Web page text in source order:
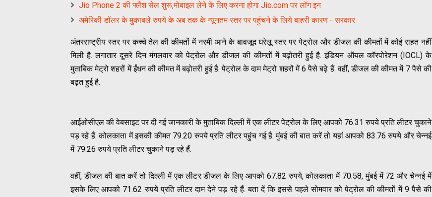
Jio Phone 2 की फ्लैश सेल शुरू,मोबाइल लेने के लिए करना होगा Jio.com पर लॉग इन
अमेरिकी डॉलर के मुकाबले रुपये के अब तक के न्यूनतम स्तर पर पहुंचने के लिये बाहरी कारण - सरकार
अंतरराष्ट्रीय स्तर पर कच्चे तेल की कीमतों में नरमी आने के बावजूद घरेलू स्तर पर पेट्रोल और डीजल की कीमतों में कोई राहत नहीं
मिली है. लगातार दूसरे दिन मंगलवार को पेट्रोल और डीजल की कीमतों में बढ़ोतरी हुई है. इंडियन ऑयल कॉरपोरेशन (IOCL) के
मुताबिक मेट्रो शहरों में ईंधन की कीमत में बढ़ोतरी हुई है. पेट्रोल के दाम मेट्रो शहरों में 6 पैसे बढ़े हैं. वहीं, डीजल की कीमत में 7 पैसे की
बढ़त हुई है.
आईओसीएल की वेबसाइट पर दी गई जानकारी के मुताबिक दिल्ली में एक लीटर पेट्रोल के लिए आपको 76.31 रुपये प्रति लीटर चुकाने
पड़ रहे हैं. कोलकाता में इसकी कीमत 79.20 रुपये प्रति लीटर पहुंच गई है. मुंबई की बात करें तो यहां आपको 83.76 रुपये और चेन्नई
में 79.26 रुपये प्रति लीटर चुकाने पड़ रहे हैं.
वहीं, डीजल की बात करें तो दिल्ली में एक लीटर डीजल के लिए आपको 67.82 रुपये, कोलकाता में 70.58, मुंबई में 72 और चेन्नई में
इसके लिए आपको 71.62 रुपये प्रति लीटर दाम देने पड़ रहे हैं. बता दें कि इससे पहले सोमवार को पेट्रोल की कीमतों में 9 पैसे की